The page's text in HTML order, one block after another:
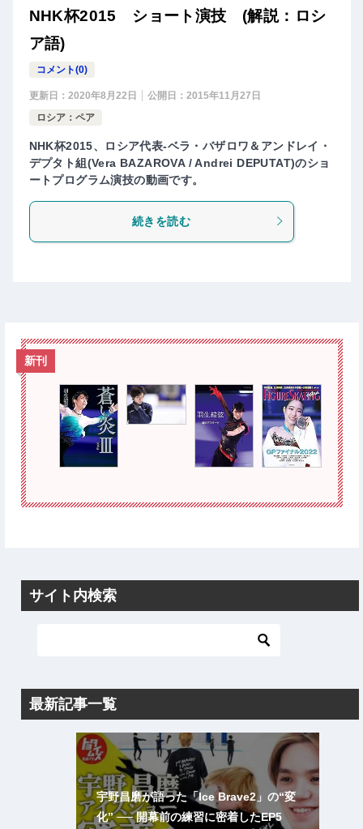
NHK杯2015 ショート演技 (解説：ロシ
ア語)
コメント(0)
更新日： 2020年8月22日 公開日： 2015年11月27日
ロシア：ペア
NHK杯2015、ロシア代表-ベラ・バザロワ＆アンドレイ・
デプタト組(Vera BAZAROVA / Andrei DEPUTAT)のショ
ートプログラム演技の動画です。
続きを読む
新刊
サイト内検索
最新記事一覧
宇野昌磨が語った「Ice Brave2」の“変
化” ── 開幕前の練習に密着したEP5